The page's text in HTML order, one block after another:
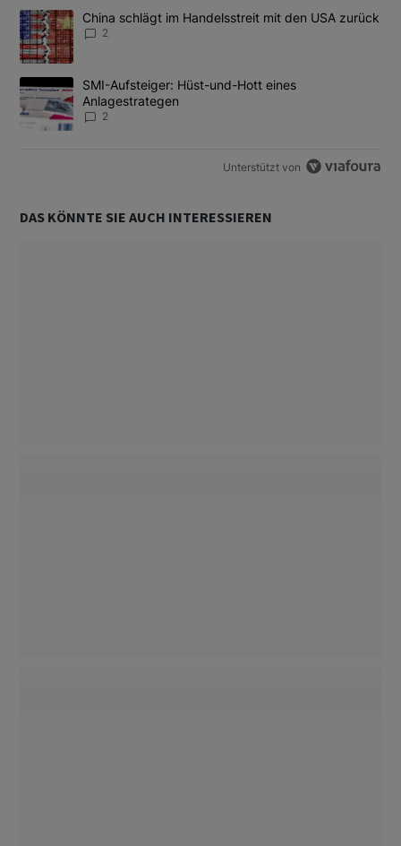
Das Folgende ist eine Liste der am meisten kommentierten
Ein Trendartikel mit dem Titel "China schlägt im Handelsstreit
China schlägt im Handelsstreit mit den USA zurück
2
Ein Trendartikel mit dem Titel "SMI-Aufsteiger: Hüst-und-Hott
SMI-Aufsteiger: Hüst-und-Hott eines
Anlagestrategen
2
Unterstützt von
DAS KÖNNTE SIE AUCH INTERESSIEREN